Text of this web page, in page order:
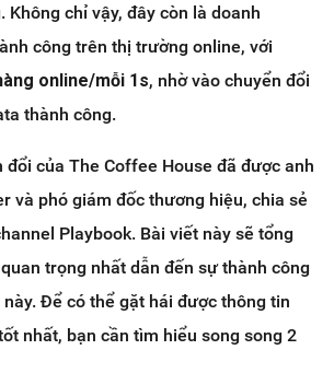
Không chỉ vậy, đây còn là doanh
công trên thị trường online, với
online/mỗi 1s, nhờ vào chuyển đổi
thành công.
đổi của The Coffee House đã được anh
và phó giám đốc thương hiệu, chia sẻ
Playbook. Bài viết này sẽ tổng
trọng nhất dẫn đến sự thành công
Để có thể gặt hái được thông tin
nhất, bạn cần tìm hiểu song song 2